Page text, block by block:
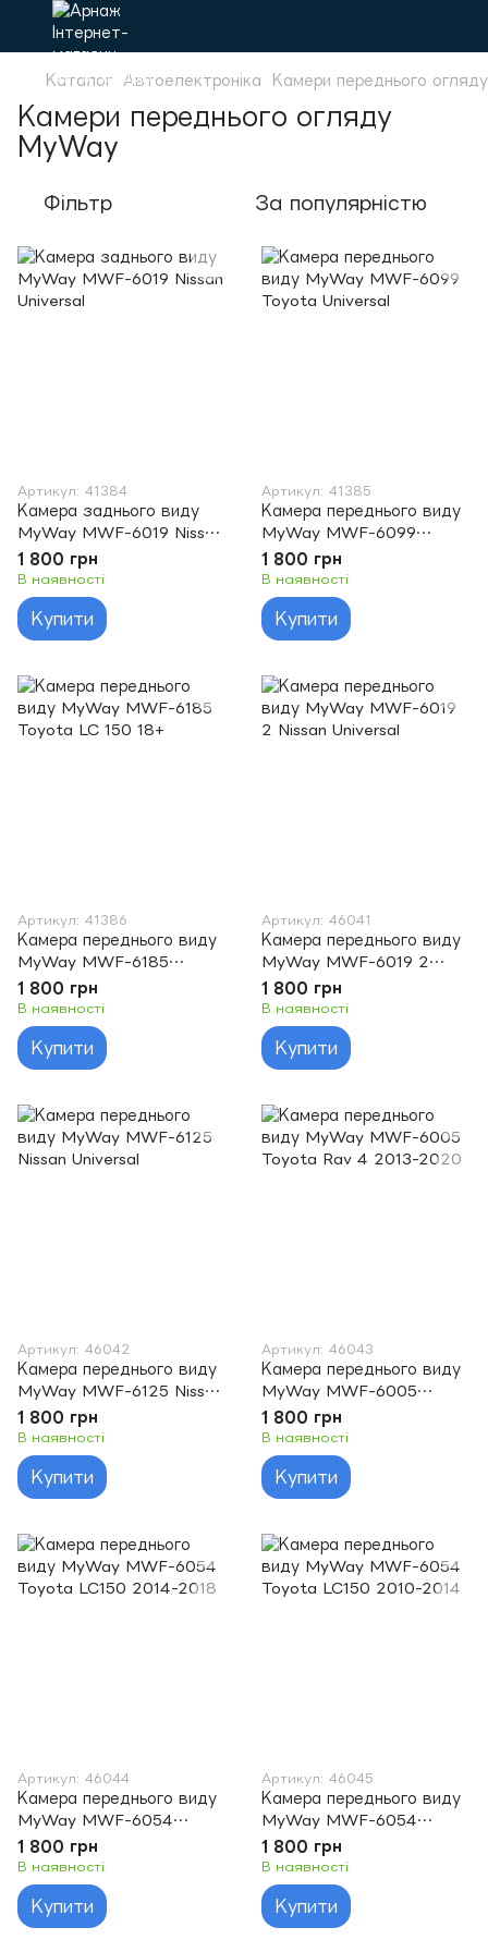
Каталог Автоелектроніка Камери переднього огляду
Камери переднього огляду
MyWay
Фільтр За популярністю
Артикул: 41384
Камера заднього виду
MyWay MWF-6019 Nissan
Universal
1 800 грн
В наявності
Купити
Артикул: 41385
Камера переднього виду
MyWay MWF-6099
Toyota Universal
1 800 грн
В наявності
Купити
Артикул: 41386
Камера переднього виду
MyWay MWF-6185
Toyota LC 150 18+
1 800 грн
В наявності
Купити
Артикул: 46041
Камера переднього виду
MyWay MWF-6019 2
Nissan Universal
1 800 грн
В наявності
Купити
Артикул: 46042
Камера переднього виду
MyWay MWF-6125 Nissan
Universal
1 800 грн
В наявності
Купити
Артикул: 46043
Камера переднього виду
MyWay MWF-6005
Toyota Rav 4 2013-2020
1 800 грн
В наявності
Купити
Артикул: 46044
Камера переднього виду
MyWay MWF-6054
Toyota LC150 2014-2018
1 800 грн
В наявності
Купити
Артикул: 46045
Камера переднього виду
MyWay MWF-6054
Toyota LC150 2010-2014
1 800 грн
В наявності
Купити